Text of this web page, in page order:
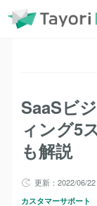
TayoriBlog 記事
SaaSビ
ィング5
も解説
更新：2022/06/
カスタマーサポート